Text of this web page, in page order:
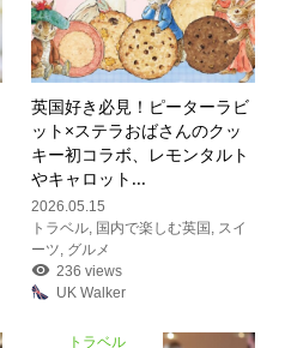
英国好き必見！ピーターラビ
ット×ステラおばさんのクッ
キー初コラボ、レモンタルト
やキャロット...
2026.05.15
トラベル, 国内で楽しむ英国 , スイ
ーツ, グルメ
236 views
UK Walker
トラベル